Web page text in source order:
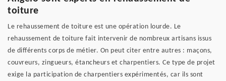
toiture
Le rehaussement de toiture est une opération lourde. Le
rehaussement de toiture fait intervenir de nombreux artisans issus
de différents corps de métier. On peut citer entre autres : maçons,
couvreurs, zingueurs, étancheurs et charpentiers. Ce type de projet
exige la participation de charpentiers expérimentés, car ils sont